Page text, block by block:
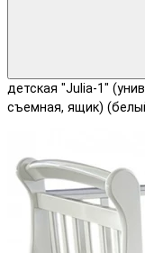
детская "Julia-1"
съемная, ящик)